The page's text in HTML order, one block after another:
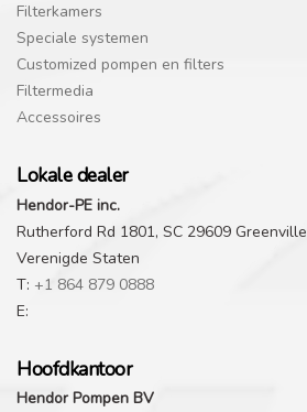
Filterkamers
Speciale systemen
Customized pompen en filters
Filtermedia
Accessoires
Lokale dealer
Hendor-PE inc.
Rutherford Rd 1801, SC 29609 Greenville
Verenigde Staten
T: +1 864 879 0888
E:
Hoofdkantoor
Hendor Pompen BV